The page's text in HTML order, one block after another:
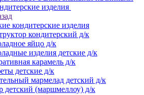
изделия
кондитерские изделия
кондитерский д/к
яйцо д/к
изделия детские д/к
карамель д/к
детские д/к
мармелад детский д/к
детский (маршмеллоу) д/к